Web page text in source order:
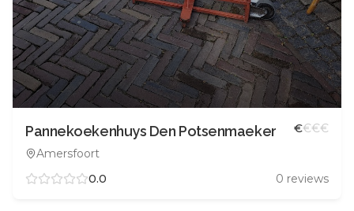
Pannekoekenhuys Den Potsenmaeker
Amersfoort
€€€€
0.0 0 reviews